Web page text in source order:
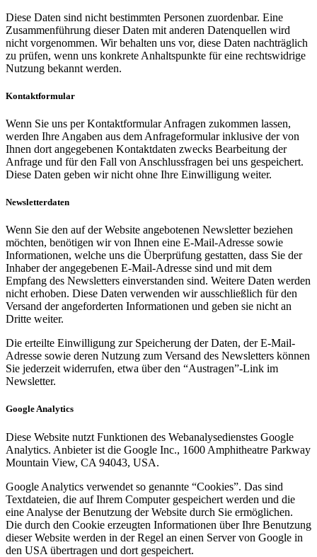
Diese Daten sind nicht bestimmten Personen zuordenbar. Eine
Zusammenführung dieser Daten mit anderen Datenquellen wird
nicht vorgenommen. Wir behalten uns vor, diese Daten nachträglich
zu prüfen, wenn uns konkrete Anhaltspunkte für eine rechtswidrige
Nutzung bekannt werden.
Kontaktformular
Wenn Sie uns per Kontaktformular Anfragen zukommen lassen,
werden Ihre Angaben aus dem Anfrageformular inklusive der von
Ihnen dort angegebenen Kontaktdaten zwecks Bearbeitung der
Anfrage und für den Fall von Anschlussfragen bei uns gespeichert.
Diese Daten geben wir nicht ohne Ihre Einwilligung weiter.
Newsletterdaten
Wenn Sie den auf der Website angebotenen Newsletter beziehen
möchten, benötigen wir von Ihnen eine E-Mail-Adresse sowie
Informationen, welche uns die Überprüfung gestatten, dass Sie der
Inhaber der angegebenen E-Mail-Adresse sind und mit dem
Empfang des Newsletters einverstanden sind. Weitere Daten werden
nicht erhoben. Diese Daten verwenden wir ausschließlich für den
Versand der angeforderten Informationen und geben sie nicht an
Dritte weiter.
Die erteilte Einwilligung zur Speicherung der Daten, der E-Mail-
Adresse sowie deren Nutzung zum Versand des Newsletters können
Sie jederzeit widerrufen, etwa über den “Austragen”-Link im
Newsletter.
Google Analytics
Diese Website nutzt Funktionen des Webanalysedienstes Google
Analytics. Anbieter ist die Google Inc., 1600 Amphitheatre Parkway
Mountain View, CA 94043, USA.
Google Analytics verwendet so genannte “Cookies”. Das sind
Textdateien, die auf Ihrem Computer gespeichert werden und die
eine Analyse der Benutzung der Website durch Sie ermöglichen.
Die durch den Cookie erzeugten Informationen über Ihre Benutzung
dieser Website werden in der Regel an einen Server von Google in
den USA übertragen und dort gespeichert.